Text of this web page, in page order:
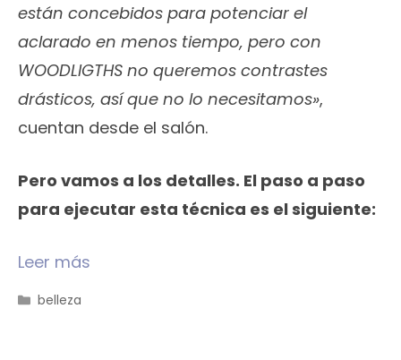
están concebidos para potenciar el
aclarado en menos tiempo, pero con
WOODLIGTHS no queremos contrastes
drásticos, así que no lo necesitamos»,
cuentan desde el salón.
Pero vamos a los detalles. El paso a paso
para ejecutar esta técnica es el siguiente:
Leer más
Categorías
belleza